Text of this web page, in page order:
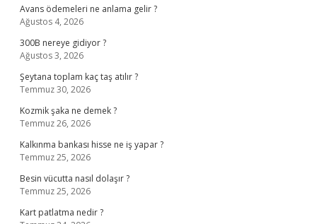
Avans ödemeleri ne anlama gelir ?
Ağustos 4, 2026
300B nereye gidiyor ?
Ağustos 3, 2026
Şeytana toplam kaç taş atılır ?
Temmuz 30, 2026
Kozmik şaka ne demek ?
Temmuz 26, 2026
Kalkınma bankası hisse ne iş yapar ?
Temmuz 25, 2026
Besin vücutta nasıl dolaşır ?
Temmuz 25, 2026
Kart patlatma nedir ?